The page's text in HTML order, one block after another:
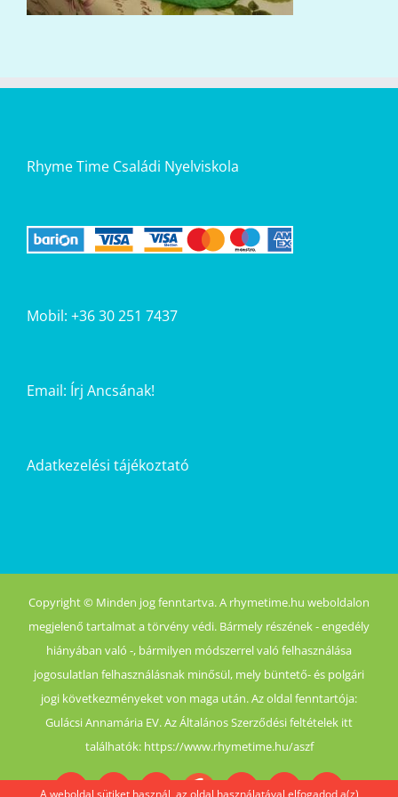
Rhyme Time Családi Nyelviskola
Mobil: +36 30 251 7437
Email: Írj Ancsának!
Adatkezelési tájékoztató
Copyright © Minden jog fenntartva. A rhymetime.hu weboldalon
megjelenő tartalmat a törvény védi. Bármely részének - engedély
hiányában való -, bármilyen módszerrel való felhasználása
jogosulatlan felhasználásnak minősül, mely büntető- és polgári
jogi következményeket von maga után. Az oldal fenntartója:
Gulácsi Annamária EV. Az Általános Szerződési feltételek itt
találhatók: https://www.rhymetime.hu/aszf
A weboldal sütiket használ, az oldal használatával elfogadod a(z)